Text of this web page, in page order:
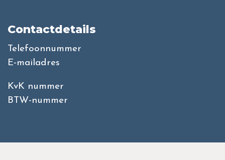
Contactdetails
Telefoonnummer
E-mailadres
KvK nummer
BTW-nummer